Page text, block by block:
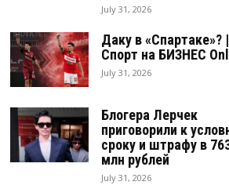
July 31, 2026
Даку в «Спартаке»? |
Спорт на БИЗНЕС
July 31, 2026
Блогера Лерчек
приговорили к
сроку и штрафу в
млн рублей
July 31, 2026